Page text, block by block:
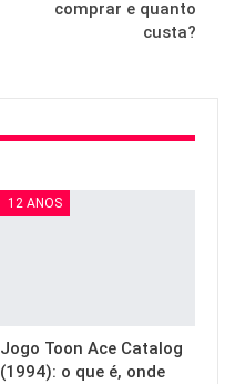
comprar e quanto
custa?
12 ANOS
Jogo Toon Ace Catalog
(1994): o que é, onde